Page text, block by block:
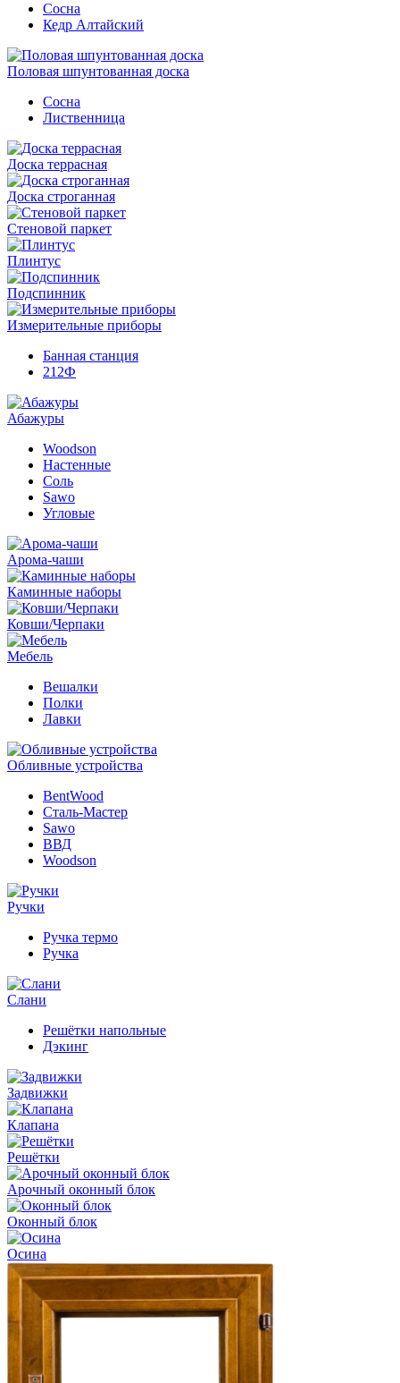
Сосна
Кедр Алтайский
Половая шпунтованная доска
Сосна
Лиственница
Доска террасная
Доска строганная
Стеновой паркет
Плинтус
Подспинник
Измерительные приборы
Банная станция
212Ф
Абажуры
Woodson
Настенные
Соль
Sawo
Угловые
Арома-чаши
Каминные наборы
Ковши/Черпаки
Мебель
Вешалки
Полки
Лавки
Обливные устройства
BentWood
Сталь-Мастер
Sawo
ВВД
Woodson
Ручки
Ручка термо
Ручка
Слани
Решётки напольные
Дэкинг
Задвижки
Клапана
Решётки
Арочный оконный блок
Оконный блок
Осина